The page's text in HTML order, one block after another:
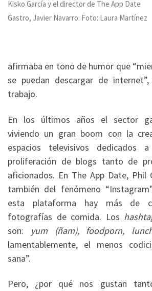
Kisko García y el director de The App Date
Gastro, Javier Navarro. Foto: Laura Martínez
afirmaba en tono de humor que
se puedan descargar de
trabajo.
En los últimos años el sector
viviendo un gran boom con la
espacios televisivos
proliferación de blogs tanto de
aficionados. En The App Date, Phil
también del fenómeno
esta plataforma hay más de
fotografías de comida. Los
son: yum (ñam), foodporn,
lamentablemente, el menos
sana”.
Pero, ¿por qué nos gustan